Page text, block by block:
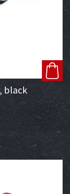
black